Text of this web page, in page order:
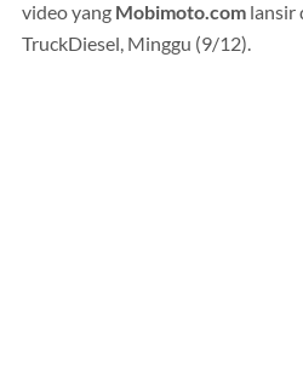
video yang Mobimoto.com lansir
TruckDiesel, Minggu (9/12).